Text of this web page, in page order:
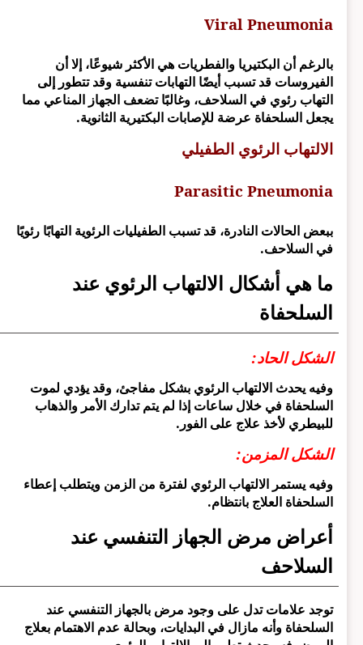
Viral Pneumonia
بالرغم أن البكتيريا والفطريات هي الأكثر شيوعًا، إلا أن
الفيروسات قد تسبب أيضًا التهابات تنفسية وقد تتطور إلى
التهاب رئوي في السلاحف، وغالبًا تضعف الجهاز المناعي مما
يجعل السلحفاة عرضة للإصابات البكتيرية الثانوية.
الالتهاب الرئوي الطفيلي
Parasitic Pneumonia
ببعض الحالات النادرة، قد تسبب الطفيليات الرئوية التهابًا رئويًا
في السلاحف.
ما هي أشكال الالتهاب الرئوي عند
السلحفاة
الشكل الحاد:
وفيه يحدث الالتهاب الرئوي بشكل مفاجئ، وقد يؤدي لموت
السلحفاة في خلال ساعات إذا لم يتم تدارك الأمر والذهاب
للبيطري لأخذ علاج على الفور.
الشكل المزمن:
وفيه يستمر الالتهاب الرئوي لفترة من الزمن ويتطلب إعطاء
السلحفاة العلاج بانتظام.
أعراض مرض الجهاز التنفسي عند
السلاحف
توجد علامات تدل على وجود مرض بالجهاز التنفسي عند
السلحفاة وأنه مازال في البدايات، وبحالة عدم الاهتمام بعلاج